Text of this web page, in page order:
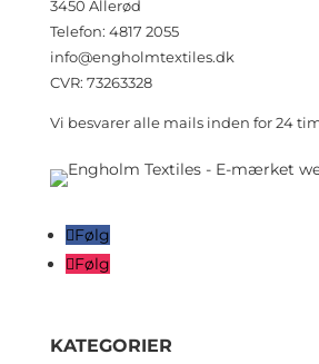
3450 Allerød
Telefon: 4817 2055
info@engholmtextiles.dk
CVR: 73263328
Vi besvarer alle mails inden for 24
Følg
Følg
KATEGORIER